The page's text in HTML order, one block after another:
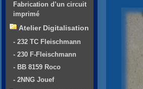
Fabrication d’un circuit
imprimé
Atelier Digitalisation
- 232 TC Fleischmann
- 230 F-Fleischmann
- BB 8159 Roco
- 2NNG Jouef